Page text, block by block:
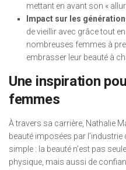
mettant en avant son «
Impact sur les
de vieillir avec grâce tout
nombreuses femmes à
embrasser leur beauté à
Une inspiration
femmes
À travers sa carrière, Nathalie
beauté imposées par
simple : la beauté n’est pas
physique, mais aussi de